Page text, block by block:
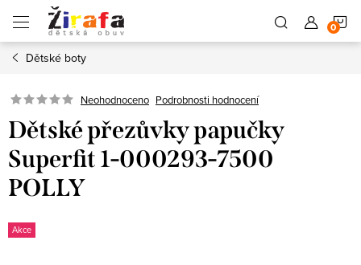
obsah
Dětské boty
Neohodnoceno Podrobnosti hodnocení
Dětské přezůvky papučky
Superfit 1-000293-7500
POLLY
Akce